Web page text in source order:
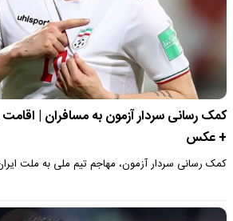
کمک رسانی سردار آزمون به مسافران |
+ عکس
کمک رسانی سردار آزمون، مهاجم تیم ملی به ملت